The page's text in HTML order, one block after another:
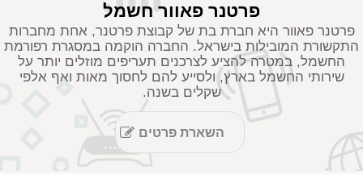
פרטנר פאוור חשמל
פרטנר פאוור היא חברת בת של קבוצת פרטנר, אחת מחברות
התקשורת המובילות בישראל. החברה הוקמה במסגרת רפורמת
החשמל, במטרה להציע לצרכנים תעריפים מוזלים יותר על
שירותי החשמל בארץ, ולסייע להם לחסוך מאות ואף אלפי
שקלים בשנה.
השארת פרטים